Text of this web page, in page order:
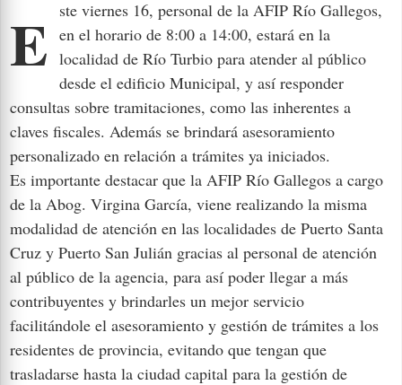
Este viernes 16, personal de la AFIP Río Gallegos, en el horario de 8:00 a 14:00, estará en la
localidad de Río Turbio para atender al público
desde el edificio Municipal, y así responder
consultas sobre tramitaciones, como las inherentes a
claves fiscales. Además se brindará asesoramiento
personalizado en relación a trámites ya iniciados.
Es importante destacar que la AFIP Río Gallegos a cargo
de la Abog. Virgina García, viene realizando la misma
modalidad de atención en las localidades de Puerto Santa
Cruz y Puerto San Julián gracias al personal de atención
al público de la agencia, para así poder llegar a más
contribuyentes y brindarles un mejor servicio
facilitándole el asesoramiento y gestión de trámites a los
residentes de provincia, evitando que tengan que
trasladarse hasta la ciudad capital para la gestión de